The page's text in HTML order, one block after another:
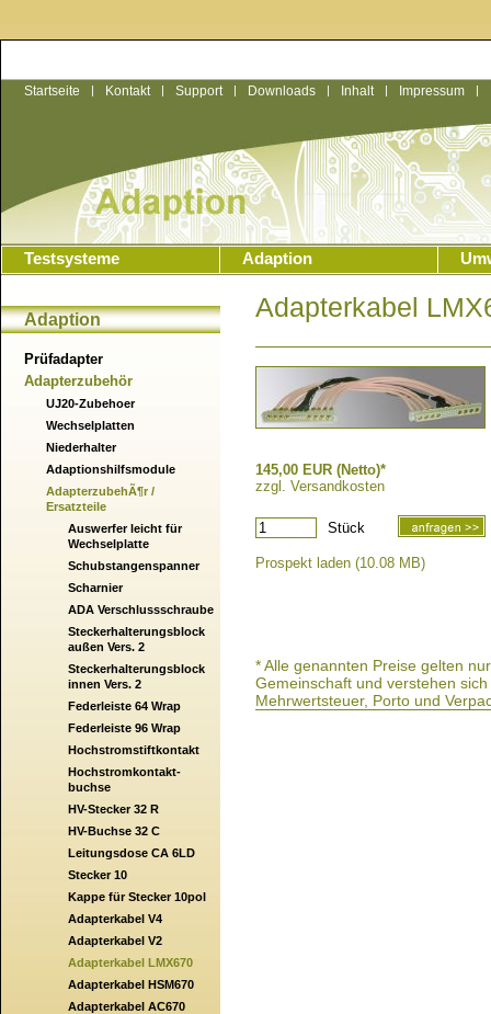
Startseite | Kontakt | Support | Downloads | Inhalt | Impressum |
Testsysteme Adaption
Adaption
Prüfadapter
Adapterzubehör
UJ20-Zubehoer
Wechselplatten
Niederhalter
Adaptionshilfsmodule
AdapterzubehÃ¶r /
Ersatzteile
Auswerfer leicht für
Wechselplatte
Schubstangenspanner
Scharnier
ADA Verschlussschraube
Steckerhalterungsblock
außen Vers. 2
Steckerhalterungsblock
innen Vers. 2
Federleiste 64 Wrap
Federleiste 96 Wrap
Hochstromstiftkontakt
Hochstromkontakt-
buchse
HV-Stecker 32 R
HV-Buchse 32 C
Leitungsdose CA 6LD
Stecker 10
Kappe für Stecker 10pol
Adapterkabel V4
Adapterkabel V2
Adapterkabel LMX670
Adapterkabel HSM670
Adapterkabel AC670
Adapterkabel
145,00 EUR (Netto)*
zzgl. Versandkosten
Stück
Prospekt laden (10.08 MB)
* Alle genannten Preise gelten
Gemeinschaft und verstehen
Mehrwertsteuer, Porto und